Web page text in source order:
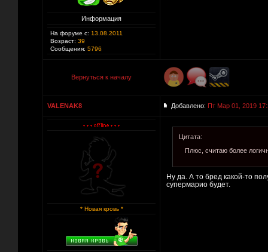
Информация
На форуме с: 13.08.2011
Возраст: 39
Сообщения: 5796
Вернуться к началу
VALENAK8 Добавлено: Пт Мар 01, 2019
* Новая кровь *
Цитата:
Плюс, считаю более
Ну да. А то бред какой-то
супермарио будет.